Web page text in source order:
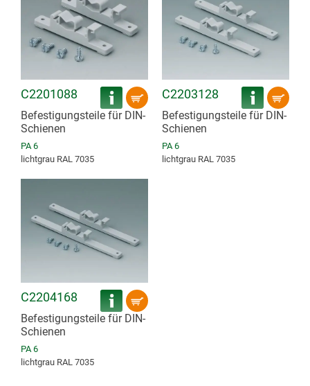
C2201088
Befestigungsteile für DIN-
Schienen
PA 6
lichtgrau RAL 7035
C2203128
Befestigungsteile für DIN-
Schienen
PA 6
lichtgrau RAL 7035
C2204168
Befestigungsteile für DIN-
Schienen
PA 6
lichtgrau RAL 7035